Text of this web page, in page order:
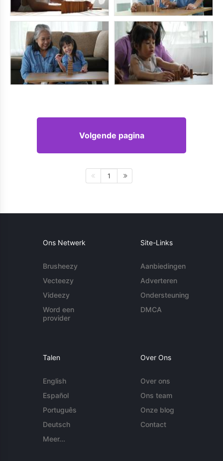
Volgende pagina
1
Ons Netwerk
Brusheezy
Vecteezy
Videezy
Word een
provider
Site-Links
Aanbiedingen
Adverteren
Ondersteuning
DMCA
Talen
English
Español
Português
Deutsch
Meer...
Over Ons
Over ons
Ons team
Onze blog
Contact